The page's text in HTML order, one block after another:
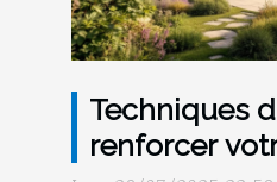
Techniques
renforcer